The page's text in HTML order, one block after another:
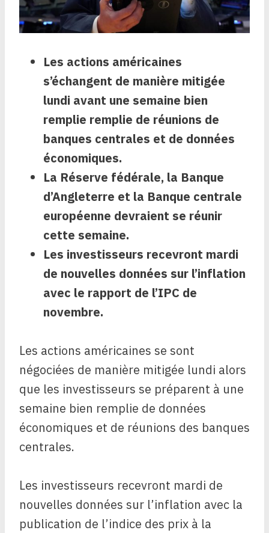
Les actions américaines
s’échangent de manière mitigée
lundi avant une semaine bien
remplie remplie de réunions de
banques centrales et de données
économiques.
La Réserve fédérale, la Banque
d’Angleterre et la Banque centrale
européenne devraient se réunir
cette semaine.
Les investisseurs recevront mardi
de nouvelles données sur l’inflation
avec le rapport de l’IPC de
novembre.
Les actions américaines se sont
négociées de manière mitigée lundi alors
que les investisseurs se préparent à une
semaine bien remplie de données
économiques et de réunions des banques
centrales.
Les investisseurs recevront mardi de
nouvelles données sur l’inflation avec la
publication de l’indice des prix à la